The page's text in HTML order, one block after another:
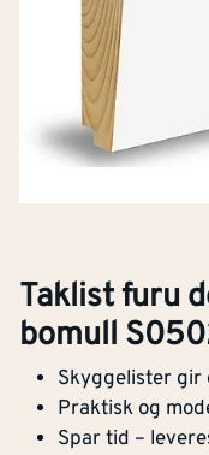
Taklist furu
bomull
Skyggelister
Praktisk og
Spar tid –